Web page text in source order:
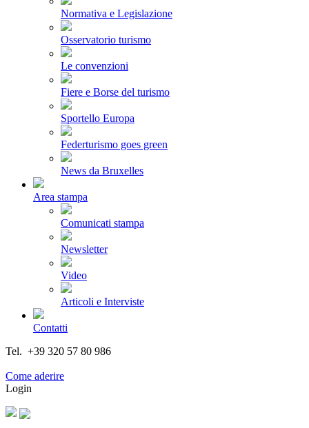
Normativa e Legislazione
Osservatorio turismo
Le convenzioni
Fiere e Borse del turismo
Sportello Europa
Federturismo goes green
News da Bruxelles
Area stampa
Comunicati stampa
Newsletter
Video
Articoli e Interviste
Contatti
Tel. +39 320 57 80 986
Come aderire
Login